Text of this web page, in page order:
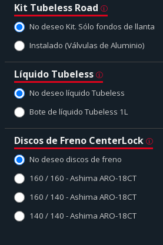
Kit Tubeless Road
No deseo Kit. Sólo fondos de llanta
Instalado (Válvulas de Aluminio)
Líquido Tubeless
No deseo líquido Tubeless
Bote de líquido Tubeless 1L
Discos de Freno CenterLock
No deseo discos de freno
160 / 160 - Ashima ARO-18CT
160 / 140 - Ashima ARO-18CT
140 / 140 - Ashima ARO-18CT